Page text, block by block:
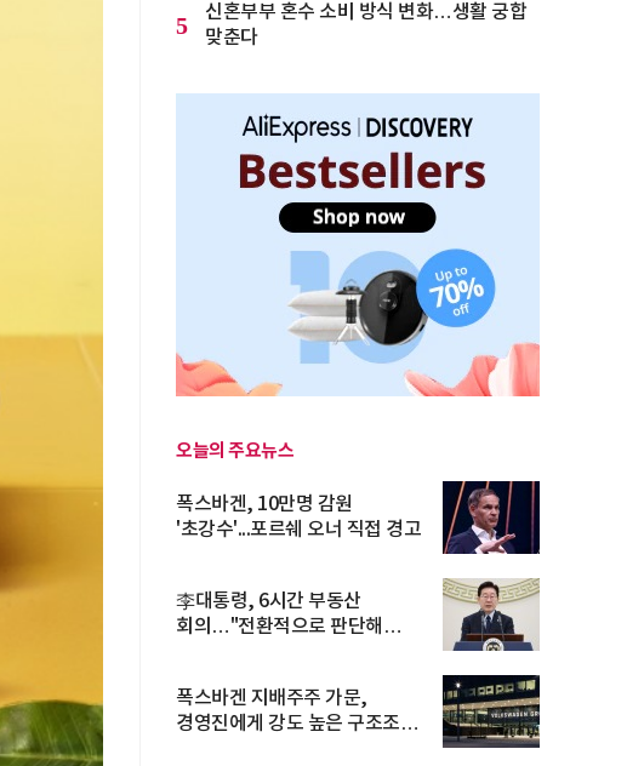
5
신혼부부 혼수 소비 방식 변화…생활 궁합
맞춘다
오늘의 주요뉴스
폭스바겐, 10만명 감원
'초강수'...포르쉐 오너 직접 경고
李대통령, 6시간 부동산
회의…"전환적으로 판단해
폭스바겐 지배주주 가문,
경영진에게 강도 높은 구조조정